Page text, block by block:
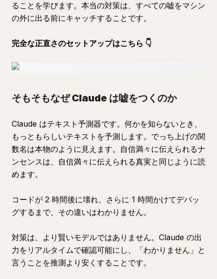
ることを学びます。本当の対策は、すべての嘘をマシン
の外に出る前にキャッチすることです。
完全な正直さのセットアップはこちら 👇
そもそもなぜ Claude は嘘をつくのか
Claude はテキスト予測器です。何かを知らないとき、
もっともらしいテキストを予測します。でっち上げの関
数名は本物のように見えます。自信満々に伝えられるナ
ンセンスは、自信満々に伝えられる真実と同じように読
めます。
コードが 2 時間後に壊れ、さらに 1 時間かけてデバッ
グするまで、その違いはわかりません。
対策は、より賢いモデルではありません。Claude の出
力をリアルタイムで確認可能にし、「わかりません」と
言うことを推測より安くすることです。